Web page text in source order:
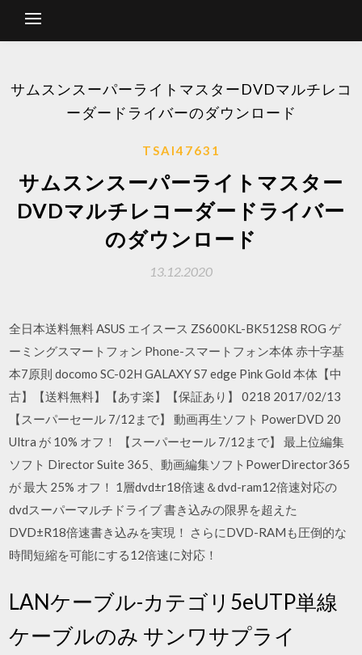
サムスンスーパーライトマスターDVDマルチレコ
ーダードライバーのダウンロード
TSAI47631
サムスンスーパーライトマスター
DVDマルチレコーダードライバー
のダウンロード
13.12.2020
全日本送料無料 ASUS エイスース ZS600KL-BK512S8 ROG ゲ
ーミングスマートフォン Phone-スマートフォン本体 赤十字基
本7原則 docomo SC-02H GALAXY S7 edge Pink Gold 本体【中
古】【送料無料】【あす楽】【保証あり】 0218 2017/02/13
【スーパーセール 7/12まで】 動画再生ソフト PowerDVD 20
Ultra が 10% オフ！ 【スーパーセール 7/12まで】 最上位編集
ソフト Director Suite 365、動画編集ソフトPowerDirector365
が 最大 25% オフ！ 1層dvd±r18倍速＆dvd-ram12倍速対応の
dvdスーパーマルチドライブ 書き込みの限界を超えた
DVD±R18倍速書き込みを実現！ さらにDVD-RAMも圧倒的な
時間短縮を可能にする12倍速に対応！
LANケーブル-カテゴリ5eUTP単線
ケーブルのみ サンワサプライ